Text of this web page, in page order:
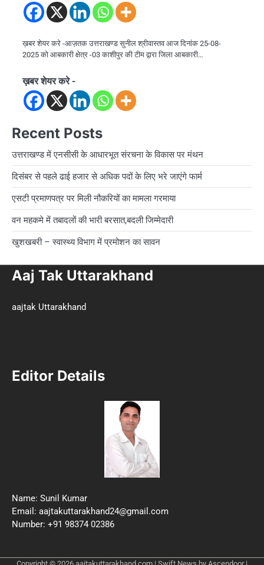
ख़बर शेयर करे -आज़तक उत्तराखण्ड सुनील श्रीवास्तव आज दिनांक 25-08-
2025 को आबकारी क्षेत्र -03 काशीपुर की टीम द्वारा जिला आबकारी…
ख़बर शेयर करे -
Recent Posts
उत्तराखण्ड में एनसीसी के आधारभूत संरचना के विकास पर मंथन
दिसंबर से पहले ढाई हजार से अधिक पदों के लिए भरे जाएंगे फार्म
एसटी प्रमाणपत्र पर मिली नौकरियों का मामला गरमाया
वन महकमे में तबादलों की भारी बरसात,बदली जिम्मेदारी
खुशखबरी – स्वास्थ्य विभाग में प्रमोशन का सावन
Aaj Tak Uttarakhand
aajtak Uttarakhand
Editor Details
Name: Sunil Kumar
Email: aajtakuttarakhand24@gmail.com
Number: +91 98374 02386